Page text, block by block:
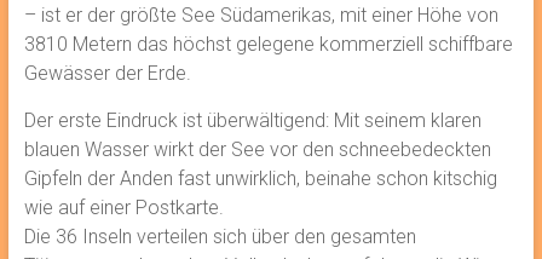
– ist er der größte See Südamerikas, mit einer Höhe von
3810 Metern das höchst gelegene kommerziell schiffbare
Gewässer der Erde.
Der erste Eindruck ist überwältigend: Mit seinem klaren
blauen Wasser wirkt der See vor den schneebedeckten
Gipfeln der Anden fast unwirklich, beinahe schon kitschig
wie auf einer Postkarte.
Die 36 Inseln verteilen sich über den gesamten